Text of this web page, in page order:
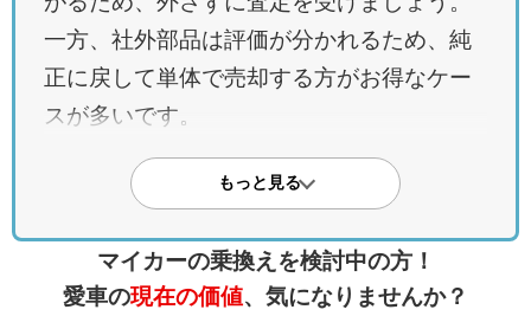
一方、社外部品は評価が分かれるため、純
正に戻して単体で売却する方がお得なケー
スが多いです。
・カーナビやタイヤなど人気パーツは高価
買取が期待できる
純正カーナビや新しいモデルのタイヤ、ア
ルミホイールなどは需要が高く、プラス査
もっと見る
マイカーの乗換えを検討中の方！
愛車の現在の価値、気になりませんか？